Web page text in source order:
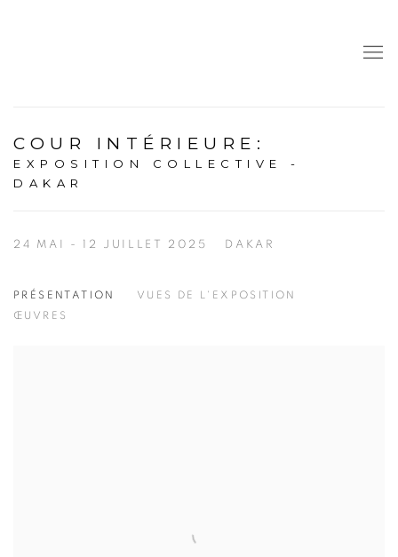
COUR INTÉRIEURE :
EXPOSITION COLLECTIVE -
DAKAR
24 MAI - 12 JUILLET 2025 DAKAR
PRÉSENTATION
VUES DE L'EXPOSITION
ŒUVRES